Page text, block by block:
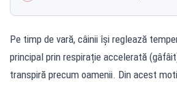
Pe timp de vară, câinii își reglează
principal prin respirație accelerată
transpiră precum oamenii. Din acest